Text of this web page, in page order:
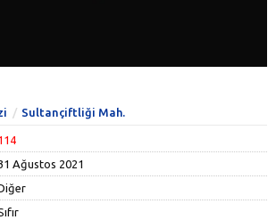
Sultançiftliği Mah.
Ağustos 2021